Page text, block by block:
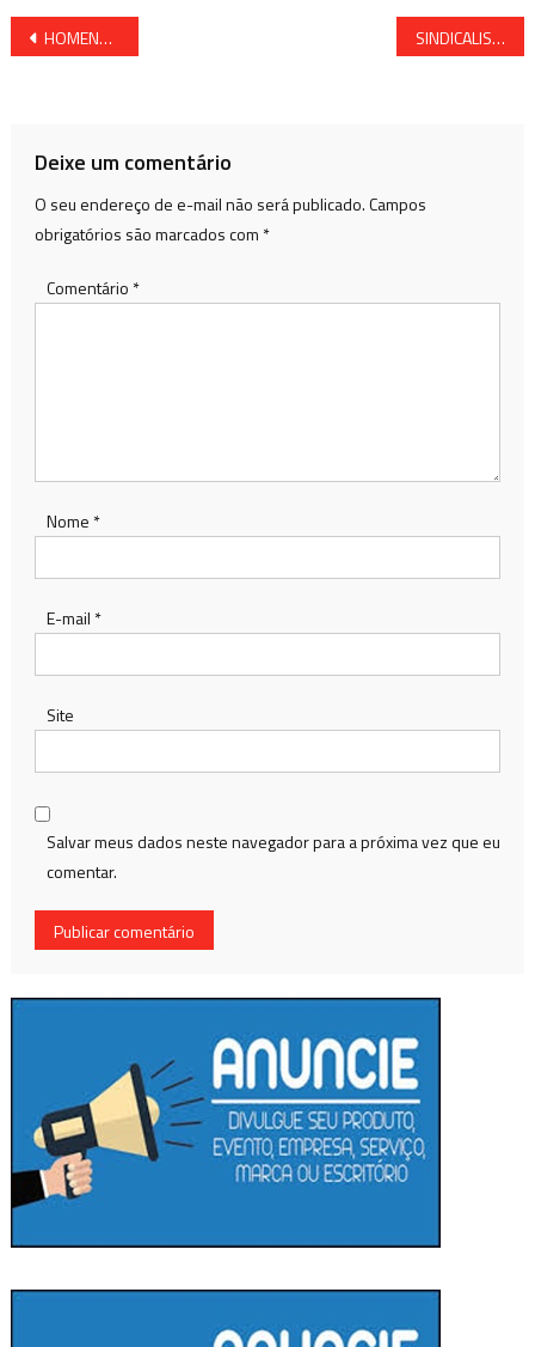
Navegação
HOMENS TOMAM MOTO DE ASSALTO NO PORTAL DA CIDADE DE SÃO FCO DO CONDE SINDICALISTAS DE SÃO FRANCISCO DO CONDE ATRAPALHARAM O TRÂNSITO POR MAIS DE 30 MINUTOS NESTA MANHÃ
Deixe um comentário
O seu endereço de e-mail não será publicado.Campos
obrigatórios são marcados com *
Comentário *
Nome *
E-mail *
Site
Salvar meus dados neste navegador para a próxima vez que eu
comentar.